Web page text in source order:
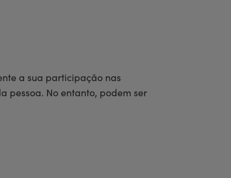
a sua participação nas
pessoa. No entanto, podem ser